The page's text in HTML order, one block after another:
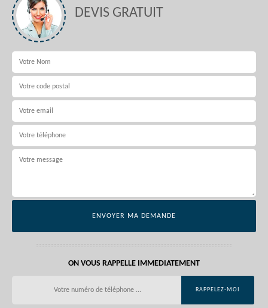
DEVIS GRATUIT
ON VOUS RAPPELLE IMMEDIATEMENT